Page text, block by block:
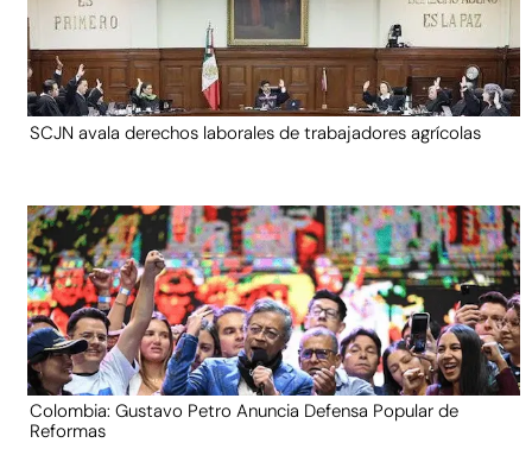
SCJN avala derechos laborales de trabajadores agrícolas
Colombia: Gustavo Petro Anuncia Defensa Popular de
Reformas